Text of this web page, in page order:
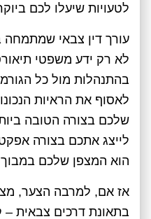
לטעויות שיעלו לכם
עורך דין צבאי שמתמחה
לא רק ידע משפטי
בהתנהלות מול כל
לאסוף את הראיות
שלכם בצורה הטובה
לייצג אתכם בצורה
הוא המצפן שלכם
אז אם, למרבה הצער,
בתאונת דרכים צבאית